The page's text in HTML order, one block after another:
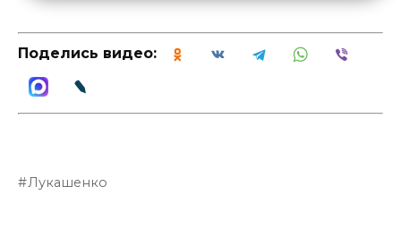
Поделись видео:
Лукашенко